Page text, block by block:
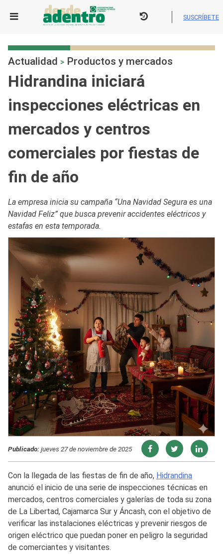
SUSCRÍBETE
Actualidad > Productos y mercados
Hidrandina iniciará
inspecciones eléctricas en
mercados y centros
comerciales por fiestas de
fin de año
La empresa inicia su campaña “Una Navidad Segura es una
Navidad Feliz” que busca prevenir accidentes eléctricos y
estafas en esta temporada.
Publicado:jueves 27 de noviembre de 2025
Con la llegada de las fiestas de fin de año, Hidrandina
anunció el inicio de una serie de inspecciones técnicas en
mercados, centros comerciales y galerías de toda su zona
de La Libertad, Cajamarca Sur y Áncash, con el objetivo de
verificar las instalaciones eléctricas y prevenir riesgos de
origen eléctrico que puedan poner en peligro la seguridad
de comerciantes y visitantes.